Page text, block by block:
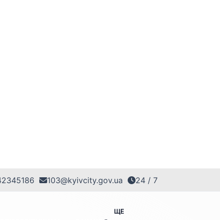
103@kyivcity.gov.ua 24 / 7
ЩЕ